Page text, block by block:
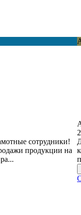
сотрудники!
продукции на